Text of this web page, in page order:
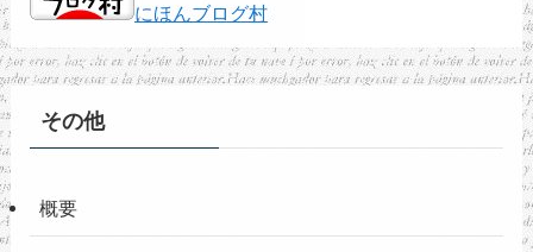
にほんブログ村
その他
概要